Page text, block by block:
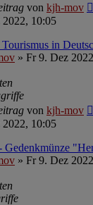
von kjh-mov
10:05
Tourismus in
» Fr 9. Dez
von kjh-mov
10:05
» Fr 9. Dez